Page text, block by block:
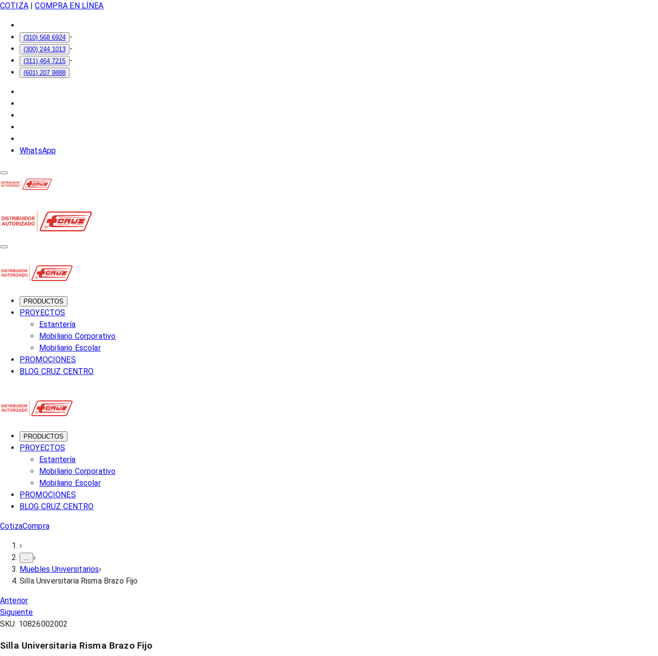
COTIZA| COMPRA EN LÍNEA
(310) 568 6924 -
(300) 244 1013 -
(311) 464 7215 -
(601) 207 9888
WhatsApp
PRODUCTOS
PROYECTOS
Estantería
Mobiliario Corporativo
Mobiliario Escolar
PROMOCIONES
BLOG CRUZ CENTRO
PRODUCTOS
PROYECTOS
Estantería
Mobiliario Corporativo
Mobiliario Escolar
PROMOCIONES
BLOG CRUZ CENTRO
CotizaCompra
›
›
Muebles Universitarios›
Silla Universitaria Risma Brazo Fijo
Anterior
Siguiente
SKU: 10826002002
Silla Universitaria Risma Brazo Fijo